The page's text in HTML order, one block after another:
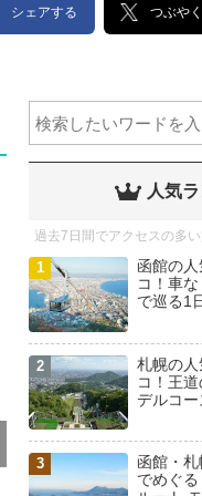
シェアする つぶやく
人気
過去7日間でアクセスの多
函館の
コ！車
で巡る1
札幌の人
コ！王
デルコー
函館・
でめぐ